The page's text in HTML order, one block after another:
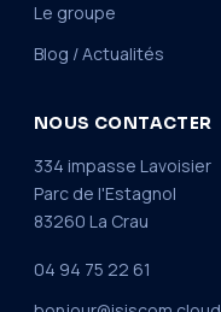
Le groupe
Blog / Actualités
NOUS CONTACTER
334 impasse Lavoisier
Parc de l'Estagnol
83260 La Crau
04 94 75 22 61